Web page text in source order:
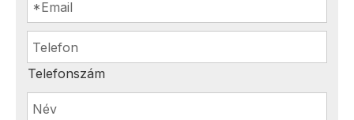
Telefonszám